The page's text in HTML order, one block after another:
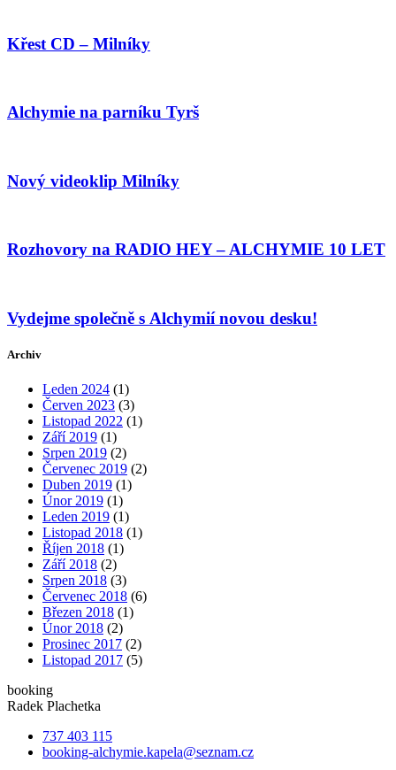
Křest CD – Milníky
Alchymie na parníku Tyrš
Nový videoklip Milníky
Rozhovory na RADIO HEY – ALCHYMIE 10 LET
Vydejme společně s Alchymií novou desku!
Archiv
Leden 2024 (1)
Červen 2023 (3)
Listopad 2022 (1)
Září 2019 (1)
Srpen 2019 (2)
Červenec 2019 (2)
Duben 2019 (1)
Únor 2019 (1)
Leden 2019 (1)
Listopad 2018 (1)
Říjen 2018 (1)
Září 2018 (2)
Srpen 2018 (3)
Červenec 2018 (6)
Březen 2018 (1)
Únor 2018 (2)
Prosinec 2017 (2)
Listopad 2017 (5)
booking
Radek Plachetka
737 403 115
booking-alchymie.kapela@seznam.cz